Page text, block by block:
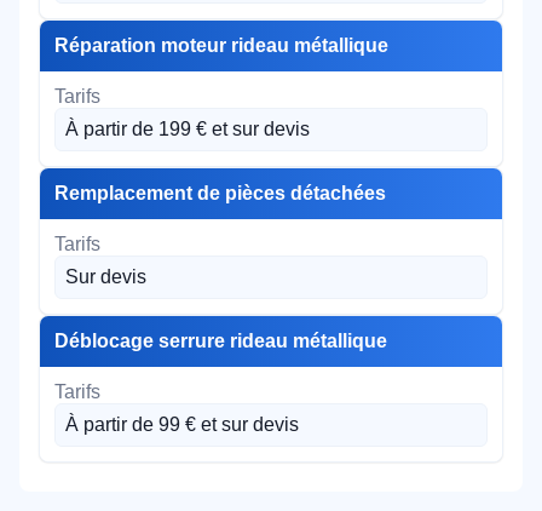
Réparation moteur rideau métallique
À partir de 199 € et sur devis
Remplacement de pièces détachées
Sur devis
Déblocage serrure rideau métallique
À partir de 99 € et sur devis